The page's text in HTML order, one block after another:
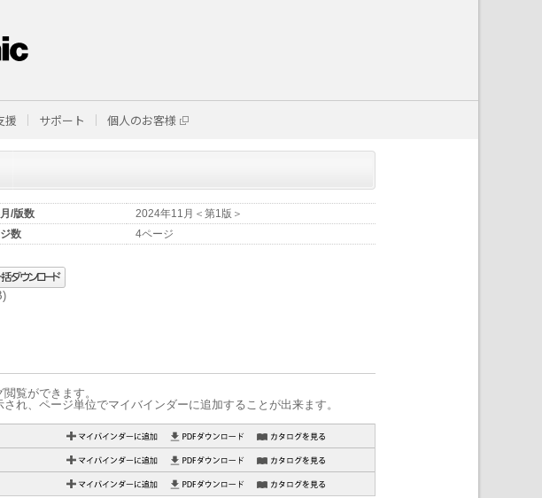
援 サポート 個人のお客様
/版数
2024年11月＜第1版＞
数
4ページ
覧ができます。
れ、ページ単位でマイバインダーに追加することが出来ます。